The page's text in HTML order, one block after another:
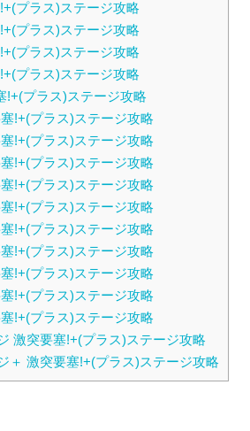
プラス)ステージ攻略
プラス)ステージ攻略
プラス)ステージ攻略
プラス)ステージ攻略
!+(プラス)ステージ攻略
!+(プラス)ステージ攻略
!+(プラス)ステージ攻略
!+(プラス)ステージ攻略
!+(プラス)ステージ攻略
!+(プラス)ステージ攻略
!+(プラス)ステージ攻略
!+(プラス)ステージ攻略
!+(プラス)ステージ攻略
!+(プラス)ステージ攻略
!+(プラス)ステージ攻略
激突要塞!+(プラス)ステージ攻略
＋ 激突要塞!+(プラス)ステージ攻略